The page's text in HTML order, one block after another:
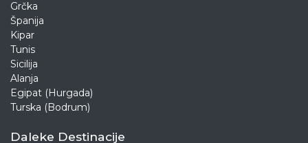
Grčka
Španija
Kipar
Tunis
Sicilija
Alanja
Egipat (Hurgada)
Turska (Bodrum)
Daleke Destinacije